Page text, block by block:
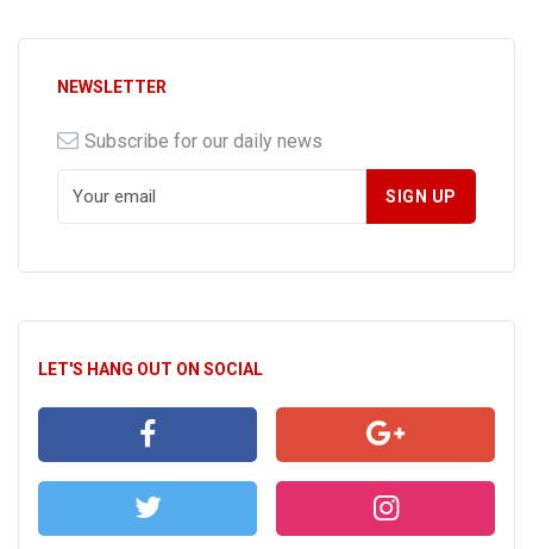
NEWSLETTER
Subscribe for our daily news
LET'S HANG OUT ON SOCIAL